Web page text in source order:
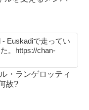
Euskadiで走ってい
。https://chan-
・ランゲロッティ
故?